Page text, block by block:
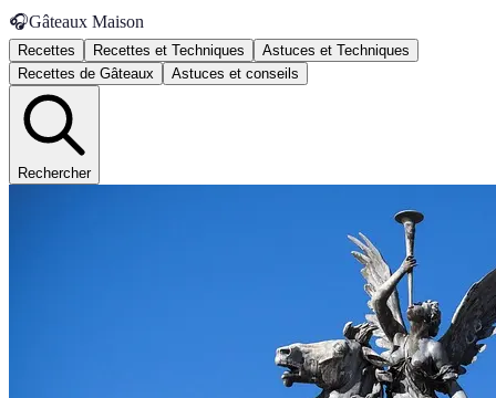
🎧Gâteaux Maison
Recettes Recettes et Techniques
Astuces et Techniques
Recettes de Gâteaux
Astuces et conseils
Rechercher